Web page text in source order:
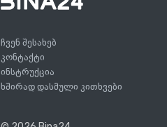
ჩვენ შესახებ
კონტაქტი
ინსტრუქცია
ხშირად დასმული კითხვები